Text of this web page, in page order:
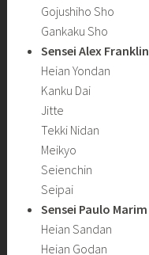
Gojushiho Sho
Gankaku Sho
Sensei Alex Franklin
Heian Yondan
Kanku Dai
Jitte
Tekki Nidan
Meikyo
Seienchin
Seipai
Sensei Paulo Marim
Heian Sandan
Heian Godan